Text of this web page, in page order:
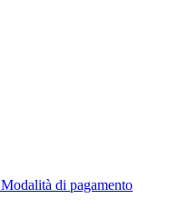
Modalità di pagamento